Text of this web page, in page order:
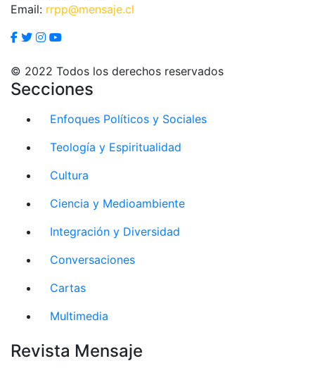
Email: rrpp@mensaje.cl
© 2022 Todos los derechos reservados
Secciones
Enfoques Políticos y Sociales
Teología y Espiritualidad
Cultura
Ciencia y Medioambiente
Integración y Diversidad
Conversaciones
Cartas
Multimedia
Revista Mensaje